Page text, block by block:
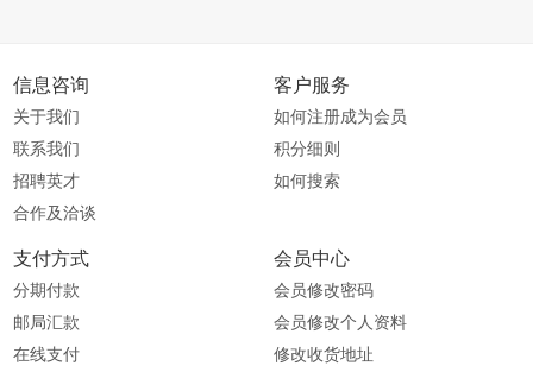
信息咨询
关于我们
联系我们
招聘英才
合作及洽谈
客户服务
如何注册成为会员
积分细则
如何搜索
支付方式
分期付款
邮局汇款
在线支付
会员中心
会员修改密码
会员修改个人资料
修改收货地址